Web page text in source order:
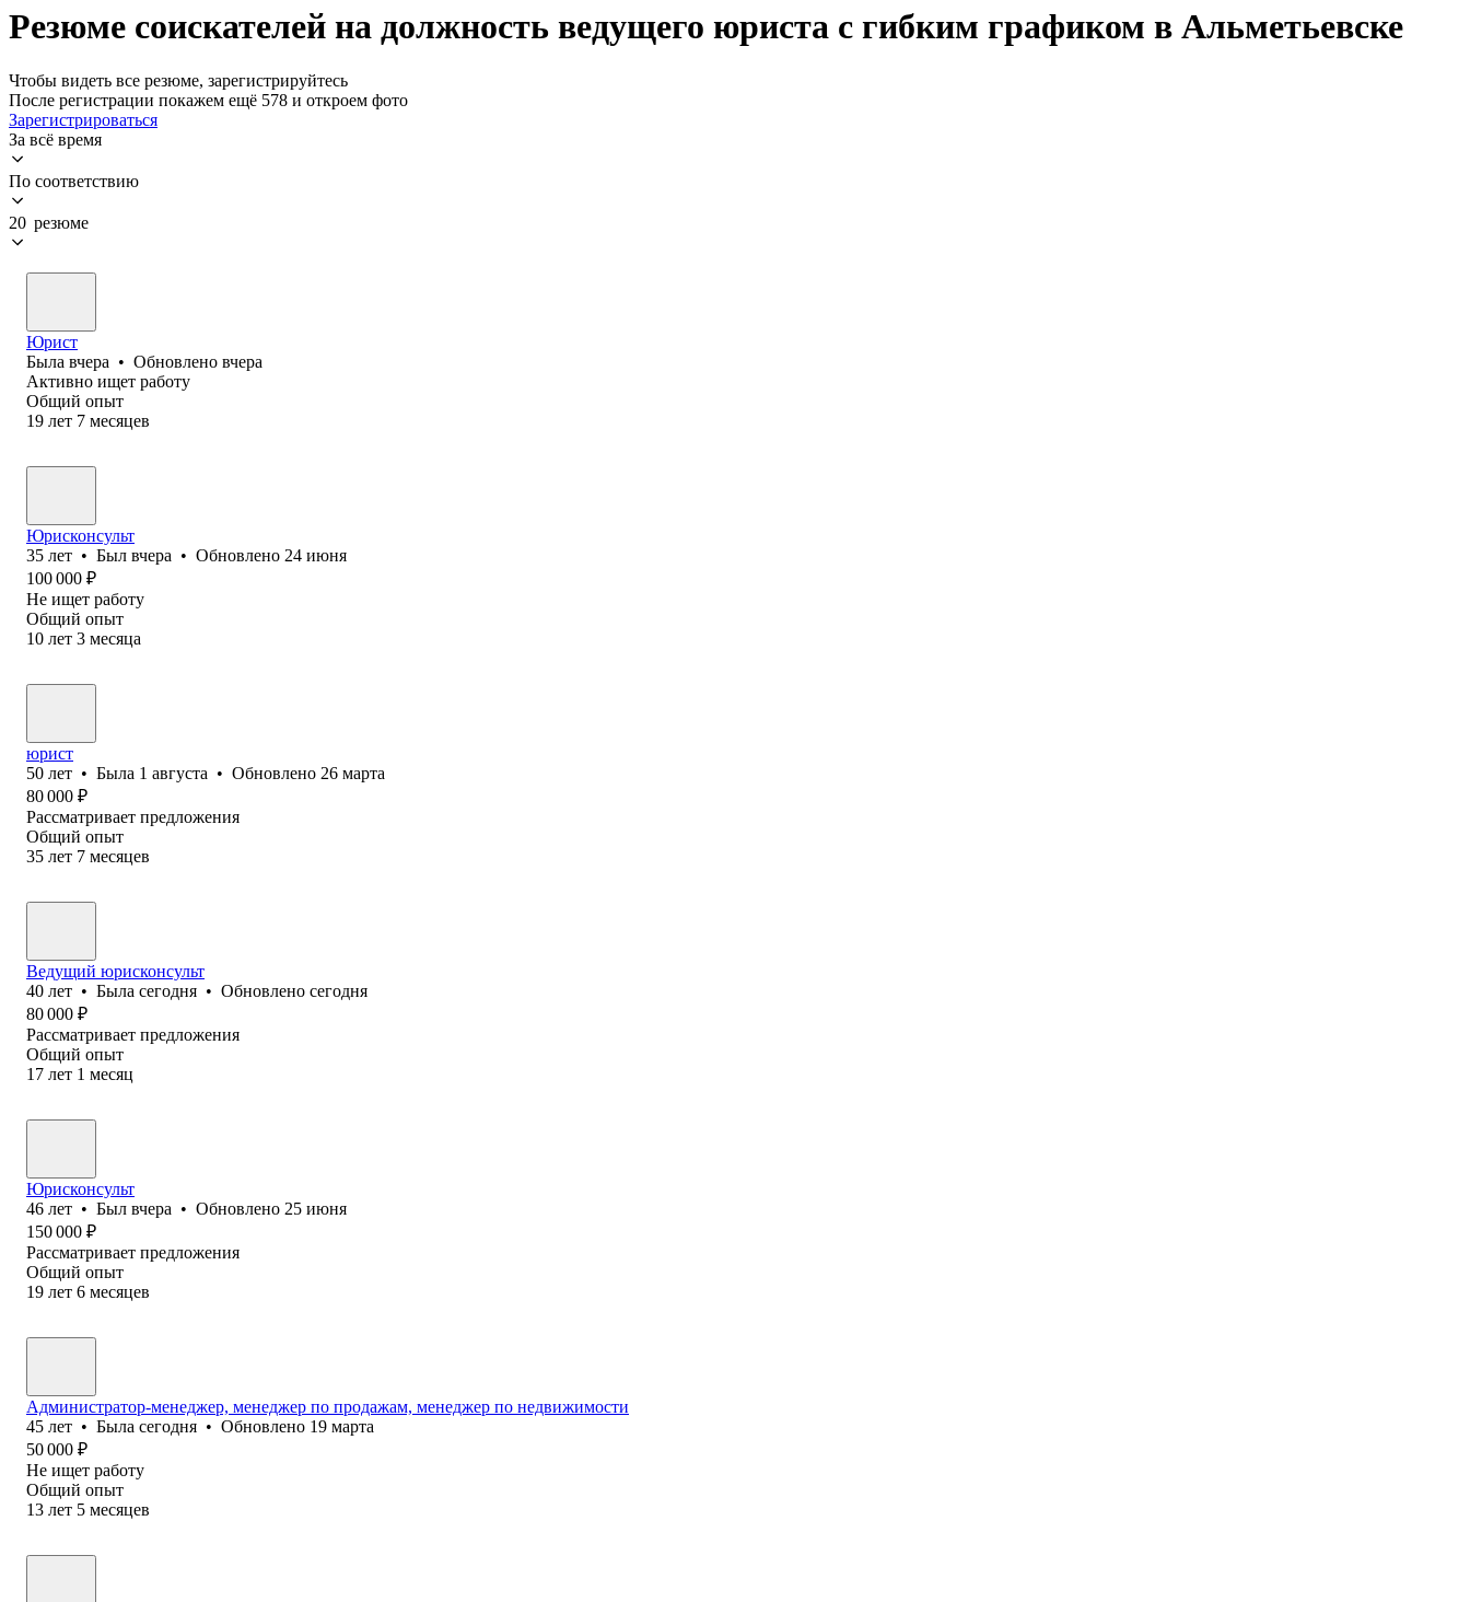
Резюме соискателей на должность ведущего юриста с гибким графиком в Альметьевске
Чтобы видеть все резюме, зарегистрируйтесь
После регистрации покажем ещё 578 и откроем фото
Зарегистрироваться
За всё время
По соответствию
20 резюме
Юрист
Была вчера • Обновлено вчера
Активно ищет работу
Общий опыт
19 лет 7 месяцев
Юрисконсульт
35 лет • Был вчера • Обновлено 24 июня
100 000 ₽
Не ищет работу
Общий опыт
10 лет 3 месяца
юрист
50 лет • Была 1 августа • Обновлено 26 марта
80 000 ₽
Рассматривает предложения
Общий опыт
35 лет 7 месяцев
Ведущий юрисконсульт
40 лет • Была сегодня • Обновлено сегодня
80 000 ₽
Рассматривает предложения
Общий опыт
17 лет 1 месяц
Юрисконсульт
46 лет • Был вчера • Обновлено 25 июня
150 000 ₽
Рассматривает предложения
Общий опыт
19 лет 6 месяцев
Администратор-менеджер, менеджер по продажам, менеджер по недвижимости
45 лет • Была сегодня • Обновлено 19 марта
50 000 ₽
Не ищет работу
Общий опыт
13 лет 5 месяцев